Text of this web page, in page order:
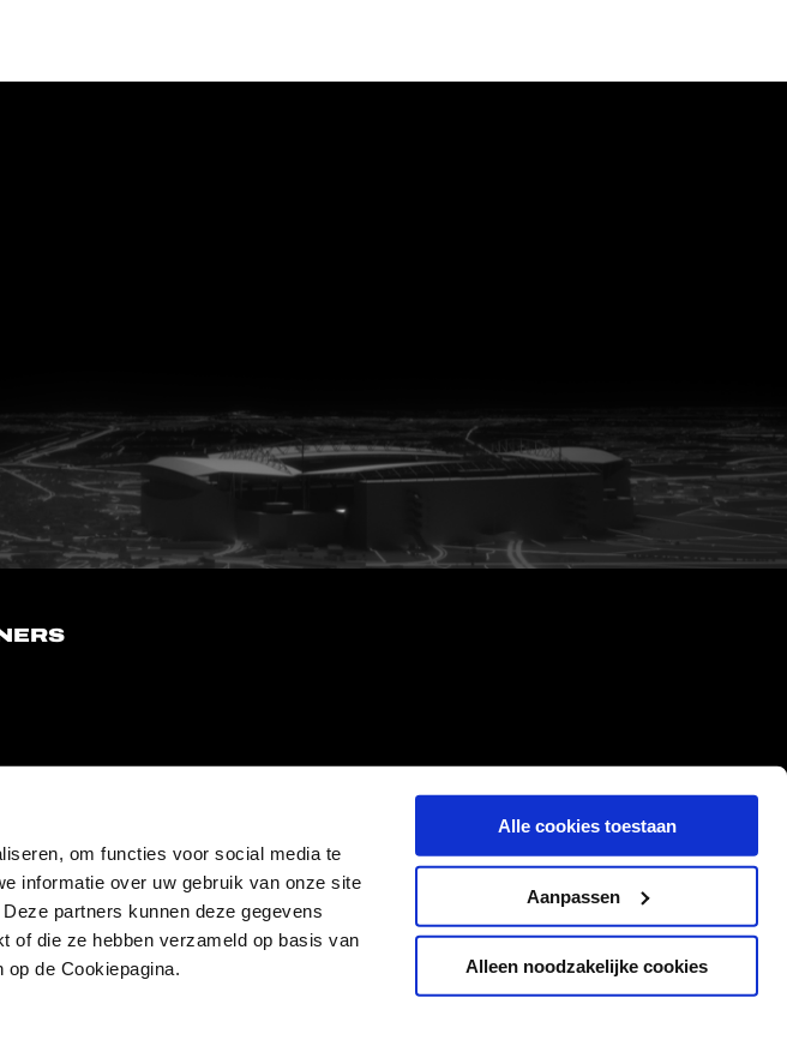
om functies voor social media te
informatie over uw gebruik van onze site
partners kunnen deze gegevens
of die ze hebben verzameld op basis van
de Cookiepagina.
Alle cookies toestaan
Aanpassen
Alleen noodzakelijke cookies